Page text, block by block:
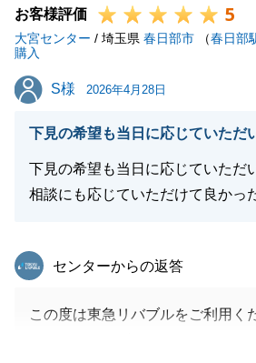
何卒よろしくお願いいたします。
お客様評価 5
大宮センター / 埼玉県 春日部市 （春日部
購入
S様
S様 2026年4月28日
下見の希望も当日に応じていただ
下見の希望も当日に応じていただ
相談にも応じていただけて良かっ
東急リバブル
センターからの返答
この度は東急リバブルをご利用く